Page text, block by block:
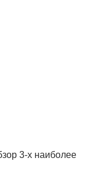
3-х наиболее